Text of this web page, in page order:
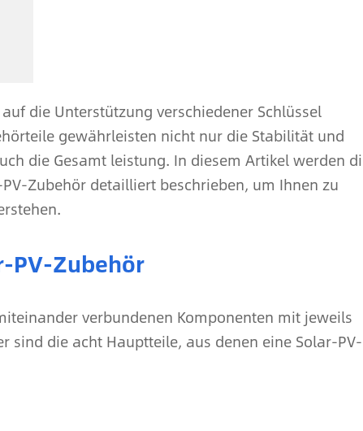
die Unterstützung verschiedener Schlüssel
gewährleisten nicht nur die Stabilität und
die Gesamt leistung. In diesem Artikel werden
Zubehör detailliert beschrieben, um Ihnen zu
PV-Zubehör
verbundenen Komponenten mit jeweils
sind die acht Hauptteile, aus denen eine Solar-PV-